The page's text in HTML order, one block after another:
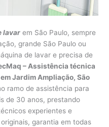
lavar em São Paulo, sempre
grande São Paulo ou
de lavar e precisa de
– Assistência técnica
Jardim Ampliação, São
ramo de assistência para
de 30 anos, prestando
experientes e
garantia em todas